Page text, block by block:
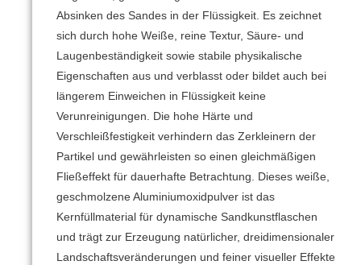
Absinken des Sandes in der Flüssigkeit. Es zeichnet
sich durch hohe Weiße, reine Textur, Säure- und
Laugenbeständigkeit sowie stabile physikalische
Eigenschaften aus und verblasst oder bildet auch bei
längerem Einweichen in Flüssigkeit keine
Verunreinigungen. Die hohe Härte und
Verschleißfestigkeit verhindern das Zerkleinern der
Partikel und gewährleisten so einen gleichmäßigen
Fließeffekt für dauerhafte Betrachtung. Dieses weiße,
geschmolzene Aluminiumoxidpulver ist das
Kernfüllmaterial für dynamische Sandkunstflaschen
und trägt zur Erzeugung natürlicher, dreidimensionaler
Landschaftsveränderungen und feiner visueller Effekte